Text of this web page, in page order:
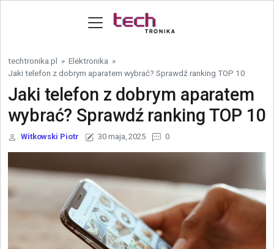
techtronika.pl » Elektronika »
Jaki telefon z dobrym aparatem wybrać? Sprawdź ranking TOP 10
Jaki telefon z dobrym aparatem
wybrać? Sprawdź ranking TOP 10
Witkowski Piotr 30 maja, 2025 0